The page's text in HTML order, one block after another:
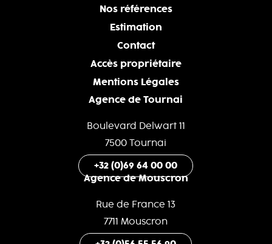
Nos références
Estimation
Contact
Accès propriétaire
Mentions Légales
Agence de Tournai
Boulevard Delwart 11
7500 Tournai
+32 (0)69 64 00 00
Agence de Mouscron
Rue de France 13
7711 Mouscron